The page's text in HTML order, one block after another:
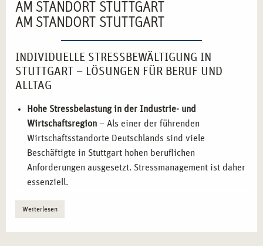
AM STANDORT STUTTGART
AM STANDORT STUTTGART
INDIVIDUELLE STRESSBEWÄLTIGUNG IN
STUTTGART – LÖSUNGEN FÜR BERUF UND
ALLTAG
Hohe Stressbelastung in der Industrie- und
Wirtschaftsregion – Als einer der führenden
Wirtschaftsstandorte Deutschlands sind viele
Beschäftigte in Stuttgart hohen beruflichen
Anforderungen ausgesetzt. Stressmanagement ist daher
essenziell.
Stressbewältigungs-Expert*innen
Weiterlesen